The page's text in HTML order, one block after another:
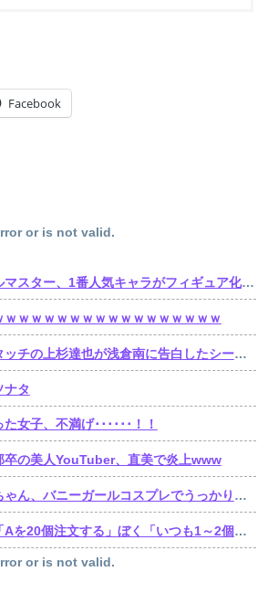
Facebook
or is not valid.
【朗報】学園アイドルマスター、1番人気キャラがフィギュア化wwwwwwwwwwwwwwwwwwww
ｗｗｗｗｗｗｗｗｗｗｗｗｗｗｗｗ
【朗報】あだち充、タッチの上杉達也が浅倉南に告白したシーンを完全再現wwwwwww
ナタ
女子、不満げ･･････！！
卒の美人YouTuber、直美で炎上www
【画像】安井カノンちゃん、バニーガールコスプレでうっかり谷間が見えてしまう
【呆然】取引先専務「Aを20個注文する」ぼく「いつも1～2個しか使わないけど本当に20であってる？」取専「あってる」⇒結果！
or is not valid.